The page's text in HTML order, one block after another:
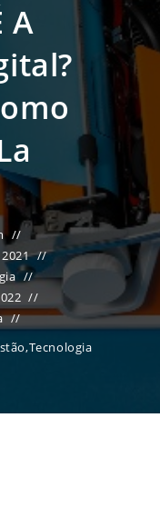
A
,Tecnologia